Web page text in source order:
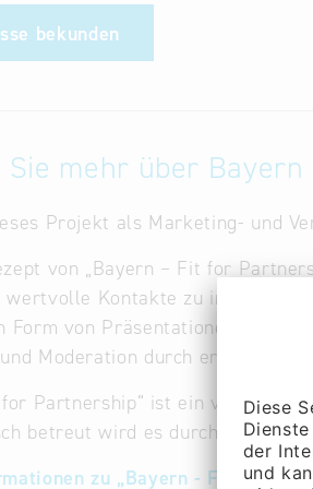
gefördert wird.
des Tourismus wächst
Die
Investitionsziel für
sowie moderne
Hotelsektor sind aktuell
Cloud-Plattformen gefragt.
Geschäftsfelder sind:
Payment-Lösungen,
Gebäudetechnik,
und Wäschereitechnik,
bekunden
Sie mehr über
Projekt als Marketing- und
von „Bayern – Fit for
wertvolle Kontakte zu
Form von Präsentationen oder
Moderation durch erfahrene
Partnership“ ist ein vom
betreut wird es durch Bayern
zu „Bayern - Fit for